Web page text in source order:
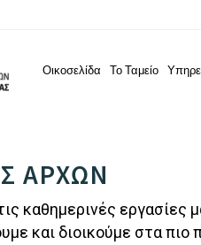
Οικοσελίδα Το Ταμείο
ΑΡΧΩΝ
καθημερινές εργασίες
και διοικούμε στα